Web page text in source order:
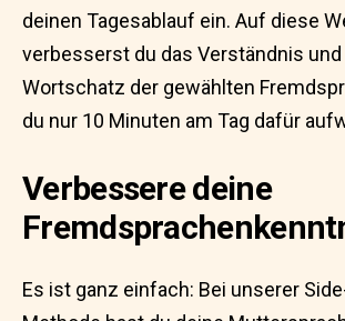
deinen Tagesablauf ein. Auf diese
verbesserst du das Verständnis und
Wortschatz der gewählten
du nur 10 Minuten am Tag dafür
Verbessere deine
Es ist ganz einfach: Bei unserer